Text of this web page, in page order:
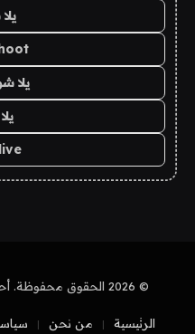
يلا
© 2026 الحقوق محفوظة. أحد مواقع،
الرئيسية من نحن